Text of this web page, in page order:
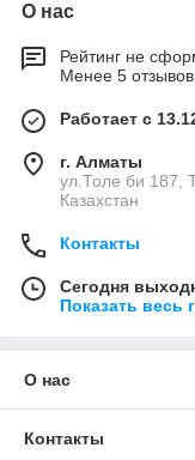
О нас
Рейтинг не
Менее 5
Работает с
г. Алматы
ул.Толе би 187,
Казахстан
Контакты
Сегодня
Показать весь
О нас
Контакты